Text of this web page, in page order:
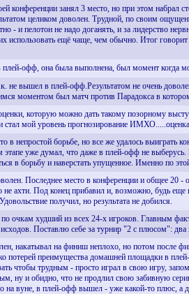
конференции занял 3 место, но при этом набрал
целиком доволен. Трудной, по своим
- и пелотон не надо доганять, и за лидерство
использовать ещё чаще, чем обычно. Итог
плей-офф, она была выполнена, был момент когда
не вышел в плей-офф.Результатом не очень
моментом был матч против Парадокса в
которую можно дать такому позорному
мой уровень прогнозирование
в непростой борьбе, но все же удалось
этапе уже думал, что даже в плей-офф не
в борьбу и наверстать упущенное. Именно по
Последнее место в конференции и общее 20
ахти. Под конец прибавил и, возможно, будь
получил, но результата не добился.
очкам худший из всех 24-х игроков. Главным
Поставлю себе за турнир "2 с плюсом": два
накатывал на финиш неплохо, но потом после
потерей преимущества домашней площадки в
чтобы трудным - просто играл в свою игру,
ну и обидно, что не продлил свою забивную
на вуне, в плей-офф вышел - уже какой-то плюс, а